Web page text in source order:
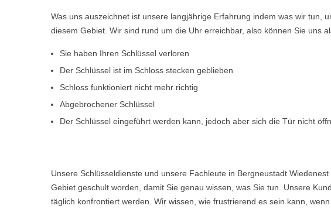
Was uns auszeichnet ist unsere langjährige Erfahrung indem was wir
diesem Gebiet. Wir sind rund um die Uhr erreichbar, also können Sie uns
Sie haben Ihren Schlüssel verloren
Der Schlüssel ist im Schloss stecken geblieben
Schloss funktioniert nicht mehr richtig
Abgebrochener Schlüssel
Der Schlüssel eingeführt werden kann, jedoch aber sich die Tür nicht
Unsere Schlüsseldienste und unsere Fachleute in Bergneustadt
Gebiet geschult worden, damit Sie genau wissen, was Sie tun. Unsere
täglich konfrontiert werden. Wir wissen, wie frustrierend es sein kann,